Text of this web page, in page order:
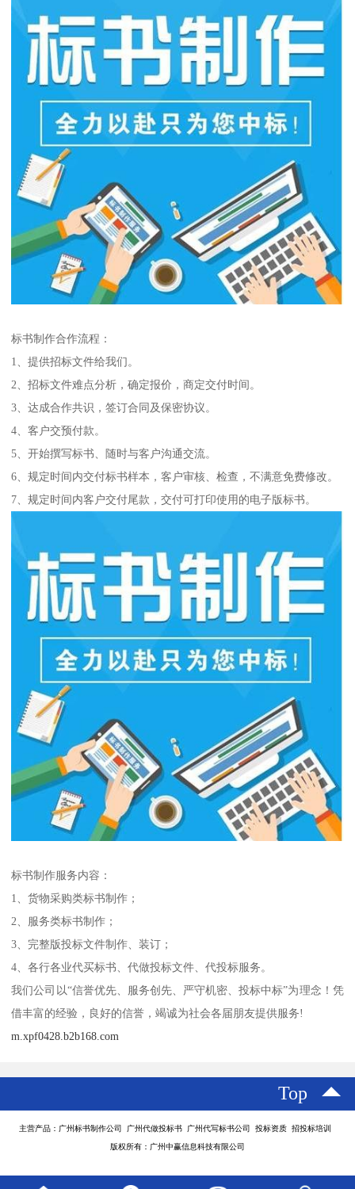
标书制作合作流程：
1、提供招标文件给我们。
2、招标文件难点分析，确定报价，商定交付时间。
3、达成合作共识，签订合同及保密协议。
4、客户交预付款。
5、开始撰写标书、随时与客户沟通交流。
6、规定时间内交付标书样本，客户审核、检查，不满意免费修改。
7、规定时间内客户交付尾款，交付可打印使用的电子版标书。
标书制作服务内容：
1、货物采购类标书制作；
2、服务类标书制作；
3、完整版投标文件制作、装订；
4、各行各业代买标书、代做投标文件、代投标服务。
我们公司以“信誉优先、服务创先、严守机密、投标中标”为理念！凭
借丰富的经验，良好的信誉，竭诚为社会各届朋友提供服务!
m.xpf0428.b2b168.com
Top
主营产品：广州标书制作公司 广州代做投标书 广州代写标书公司 投标资质 招投标培训
版权所有：广州中赢信息科技有限公司